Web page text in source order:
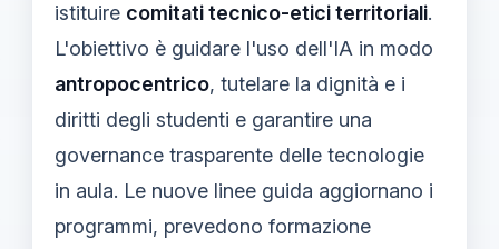
istituire comitati tecnico-etici territoriali.
L'obiettivo è guidare l'uso dell'IA in modo
antropocentrico, tutelare la dignità e i
diritti degli studenti e garantire una
governance trasparente delle tecnologie
in aula. Le nuove linee guida aggiornano i
programmi, prevedono formazione